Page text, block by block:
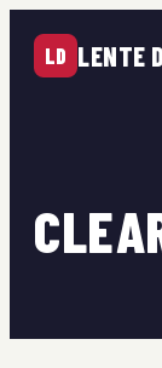
LD LENTE